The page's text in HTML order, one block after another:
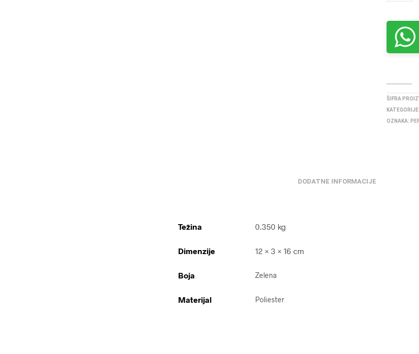
ŠIFRA
KATEGORIJE:
OZNAKA:
DODATNE INFORMACIJE
Težina 0.350 kg
Dimenzije 12 × 3 × 16 cm
Boja Zelena
Materijal Poliester